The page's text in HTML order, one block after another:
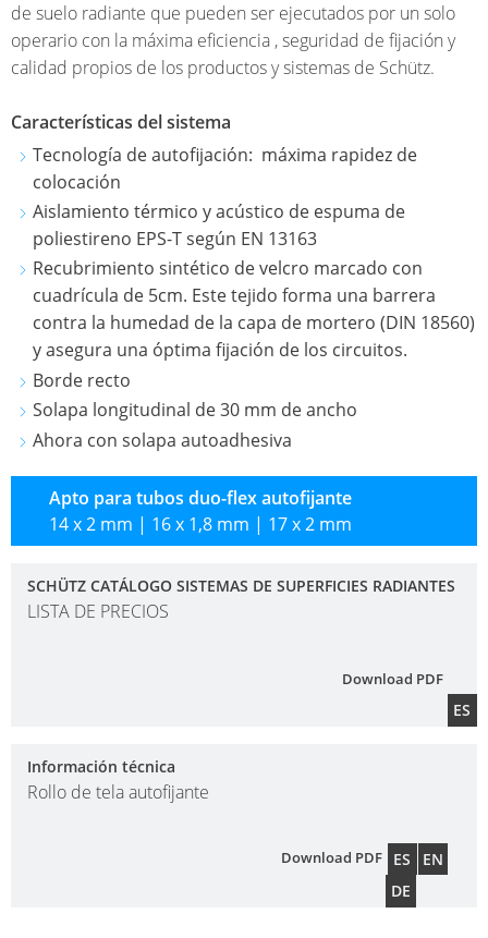
SUELO
RADIANTE
R50
DE
LISO
TAKK
TAKK
PRO
SISTEMA
DE
ROLLO
DE
TELA
INDUSTRIAL
PANEL
COLECTORES
PARED
OLOR
SMP
de suelo radiante que pueden ser ejecutados por un solo
operario con la máxima eficiencia , seguridad de fijación y
calidad propios de los productos y sistemas de Schütz.
Características del sistema
Tecnología de autofijación: máxima rapidez de
colocación
Aislamiento térmico y acústico de espuma de
poliestireno EPS-T según EN 13163
Recubrimiento sintético de velcro marcado con
cuadrícula de 5cm. Este tejido forma una barrera
contra la humedad de la capa de mortero (DIN 18560)
y asegura una óptima fijación de los circuitos.
Borde recto
Solapa longitudinal de 30 mm de ancho
Ahora con solapa autoadhesiva
Apto para tubos duo-flex autofijante
14 x 2 mm | 16 x 1,8 mm | 17 x 2 mm
SCHÜTZ CATÁLOGO SISTEMAS DE SUPERFICIES RADIANTES
LISTA DE PRECIOS
Download PDF
ES
Información técnica
Rollo de tela autofijante
Download PDF ES
EN
DE